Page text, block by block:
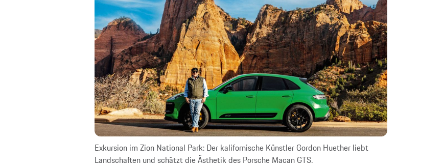
Exkursion im Zion National Park: Der kalifornische Künstler Gordon Huether liebt
Landschaften und schätzt die Ästhetik des Porsche Macan GTS.